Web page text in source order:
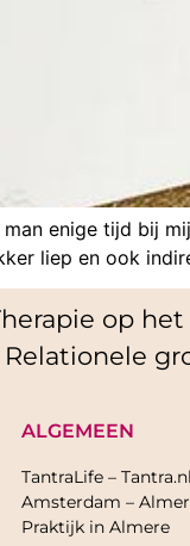
enige tijd bij
liep en ook
op
ALGEMEEN
TantraLife – Tantra.nl
Amsterdam –
Praktijk in Almere